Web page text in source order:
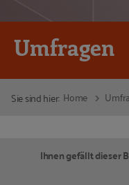
Umfragen
Sie sind hier: Home
Ihnen gefällt dieser